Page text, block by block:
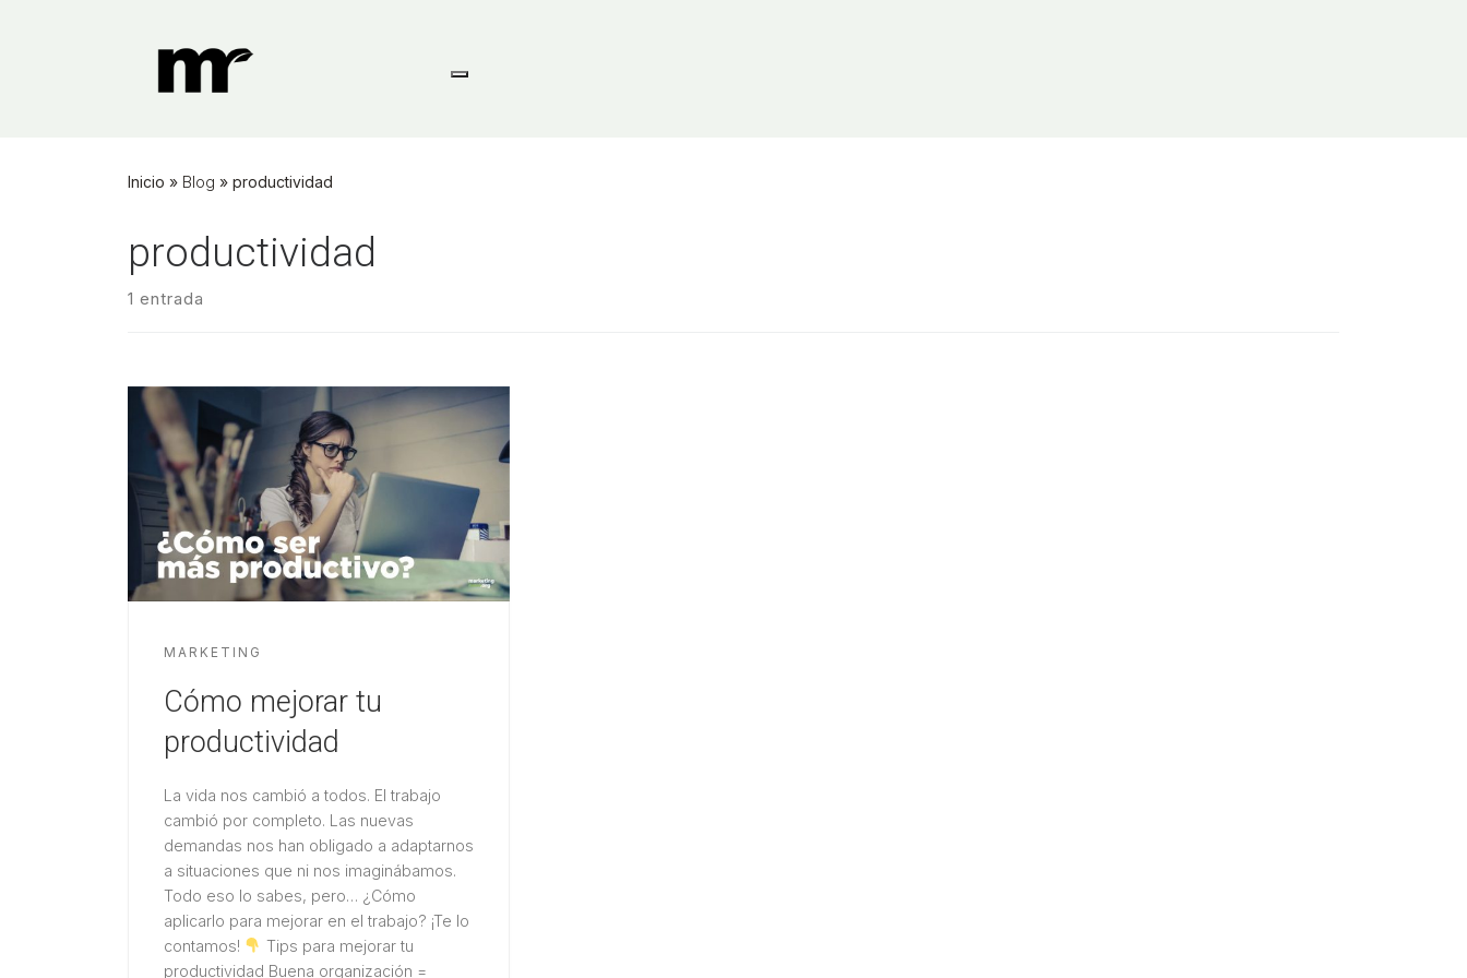
Inicio » Blog » productividad
productividad
1 entrada
MARKETING
Cómo mejorar tu
productividad
La vida nos cambió a todos. El trabajo
cambió por completo. Las nuevas
demandas nos han obligado a adaptarnos
a situaciones que ni nos imaginábamos.
Todo eso lo sabes, pero… ¿Cómo
aplicarlo para mejorar en el trabajo? ¡Te lo
contamos!
Tips para mejorar tu
productividad Buena organización =